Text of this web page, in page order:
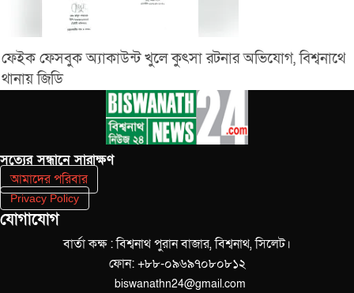
ফেইক ফেসবুক অ্যাকাউন্ট খুলে কুৎসা রটনার অভিযোগ, বিশ্বনাথে
থানায় জিডি
সত‌্যের সন্ধানে সারাক্ষণ
আমাদের পরিবার
Privacy Policy
যোগাযোগ
বার্তা কক্ষ : বিশ্বনাথ পুরান বাজার, বিশ্বনাথ, সিলেট।
ফোন: +৮৮-০৯৬৯৭০৮০৮১২
biswanathn24@gmail.com